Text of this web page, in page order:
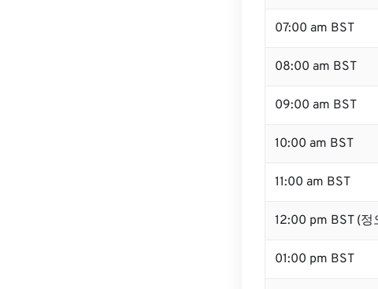
07:00 am BST
08:00 am BST
09:00 am BST
10:00 am BST
11:00 am BST
12:00 pm BST (정
01:00 pm BST